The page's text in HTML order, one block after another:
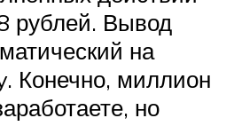
рублей. Вывод
на
Конечно, миллион
но